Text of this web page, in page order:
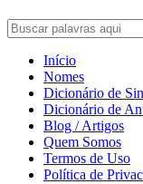
Início
Nomes
Dicionário de
Dicionário de
Blog / Artigos
Quem Somos
Termos de Uso
Política de